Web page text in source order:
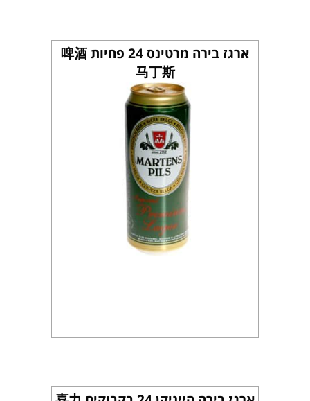
ארגז בירה מרטינס 24 פחיות 啤酒
马丁斯